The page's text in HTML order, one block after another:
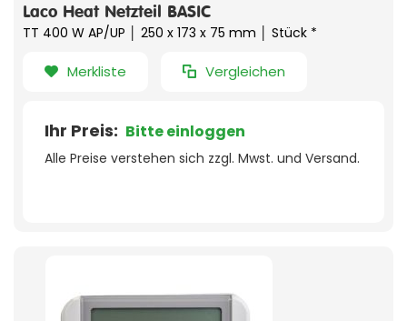
Laco Heat Netzteil BASIC
TT 400 W AP/UP │ 250 x 173 x 75 mm │ Stück *
Merkliste Vergleichen
Ihr Preis: Bitte einloggen
Alle Preise verstehen sich zzgl. Mwst. und Versand.